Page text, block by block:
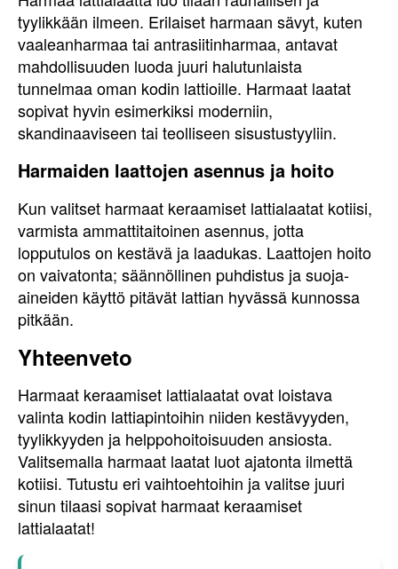
tyylikkään ilmeen. Erilaiset harmaan sävyt, kuten
vaaleanharmaa tai antrasiitinharmaa, antavat
mahdollisuuden luoda juuri halutunlaista
tunnelmaa oman kodin lattioille. Harmaat laatat
sopivat hyvin esimerkiksi moderniin,
skandinaaviseen tai teolliseen sisustustyyliin.
Harmaiden laattojen asennus ja hoito
Kun valitset harmaat keraamiset lattialaatat kotiisi,
varmista ammattitaitoinen asennus, jotta
lopputulos on kestävä ja laadukas. Laattojen hoito
on vaivatonta; säännöllinen puhdistus ja suoja-
aineiden käyttö pitävät lattian hyvässä kunnossa
pitkään.
Yhteenveto
Harmaat keraamiset lattialaatat ovat loistava
valinta kodin lattiapintoihin niiden kestävyyden,
tyylikkyyden ja helppohoitoisuuden ansiosta.
Valitsemalla harmaat laatat luot ajatonta ilmettä
kotiisi. Tutustu eri vaihtoehtoihin ja valitse juuri
sinun tilaasi sopivat harmaat keraamiset
lattialaatat!